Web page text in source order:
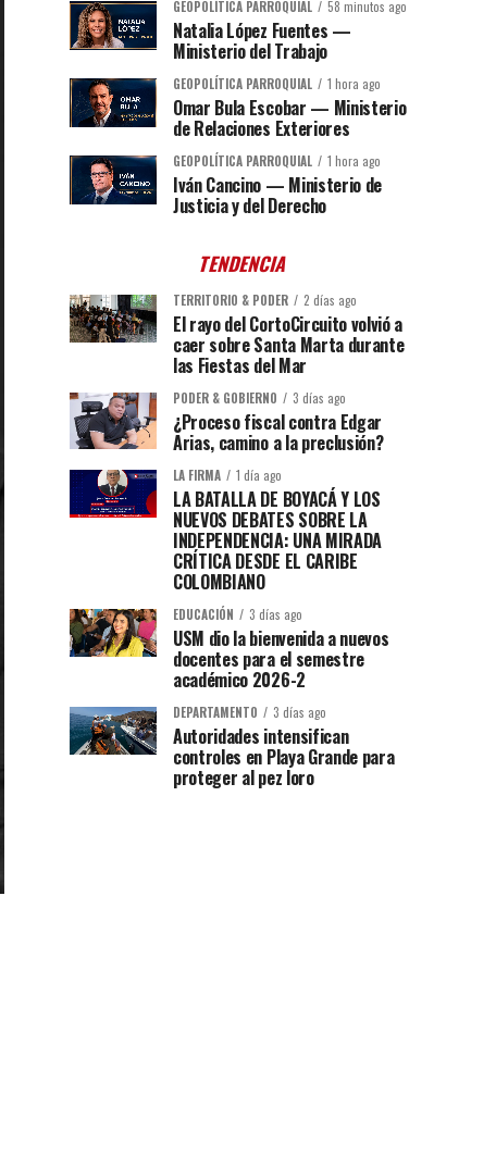
GEOPOLÍTICA PARROQUIAL 58 minutos ago
Natalia López Fuentes —
Ministerio del Trabajo
GEOPOLÍTICA PARROQUIAL 1 hora ago
Omar Bula Escobar — Ministerio
de Relaciones Exteriores
GEOPOLÍTICA PARROQUIAL 1 hora ago
Iván Cancino — Ministerio de
Justicia y del Derecho
TENDENCIA
TERRITORIO & PODER 2 días ago
El rayo del CortoCircuito volvió a
caer sobre Santa Marta durante
las Fiestas del Mar
PODER & GOBIERNO 3 días ago
¿Proceso fiscal contra Edgar
Arias, camino a la preclusión?
LA FIRMA 1 día ago
LA BATALLA DE BOYACÁ Y LOS
NUEVOS DEBATES SOBRE LA
INDEPENDENCIA: UNA MIRADA
CRÍTICA DESDE EL CARIBE
COLOMBIANO
EDUCACIÓN 3 días ago
USM dio la bienvenida a nuevos
docentes para el semestre
académico 2026-2
DEPARTAMENTO 3 días ago
Autoridades intensifican
controles en Playa Grande para
proteger al pez loro